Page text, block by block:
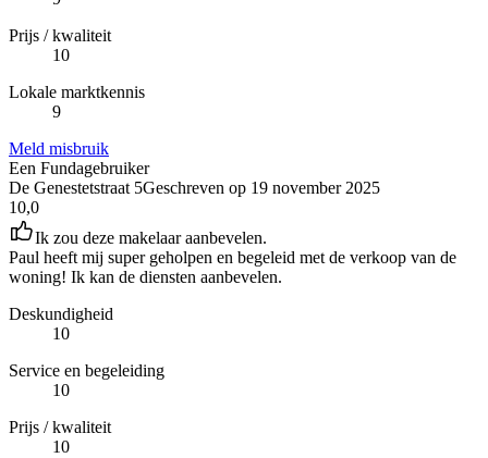
Prijs / kwaliteit
10
Lokale marktkennis
9
Meld misbruik
Een Fundagebruiker
De Genestetstraat 5Geschreven op 19 november 2025
10,0
Ik zou deze makelaar aanbevelen.
Paul heeft mij super geholpen en begeleid met de verkoop van de
woning! Ik kan de diensten aanbevelen.
Deskundigheid
10
Service en begeleiding
10
Prijs / kwaliteit
10